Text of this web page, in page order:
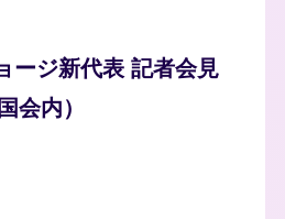
ージ新代表 記者会見
会内）